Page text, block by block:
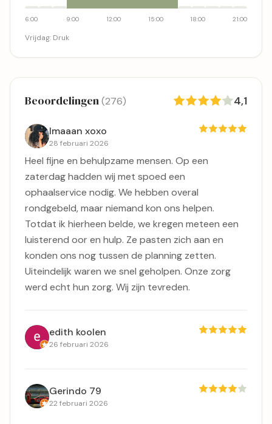
6:00 9:00 12:00 15:00 18:00 21:00
Vrijdag: Druk
Beoordelingen(276) 4,1
Imaaan xoxo
28 februari 2026
Heel fijne en behulpzame mensen. Op een
zaterdag hadden wij met spoed een
ophaalservice nodig. We hebben overal
rondgebeld, maar niemand kon ons helpen.
Totdat ik hierheen belde, we kregen meteen een
luisterend oor en hulp. Ze pasten zich aan en
konden ons nog tussen de planning zetten.
Uiteindelijk waren we snel geholpen. Onze zorg
werd echt hun zorg. Wij zijn tevreden.
edith koolen
26 februari 2026
Gerindo 79
22 februari 2026